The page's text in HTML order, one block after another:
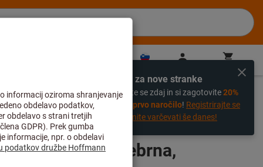
% Izključno za nove stranke
Registrirajte se zdaj in si zagotovite20%
popust na prvo naročilo! Registrirajte se
zdaj in začnite varčevati še danes!
s tkanino, srebrna,